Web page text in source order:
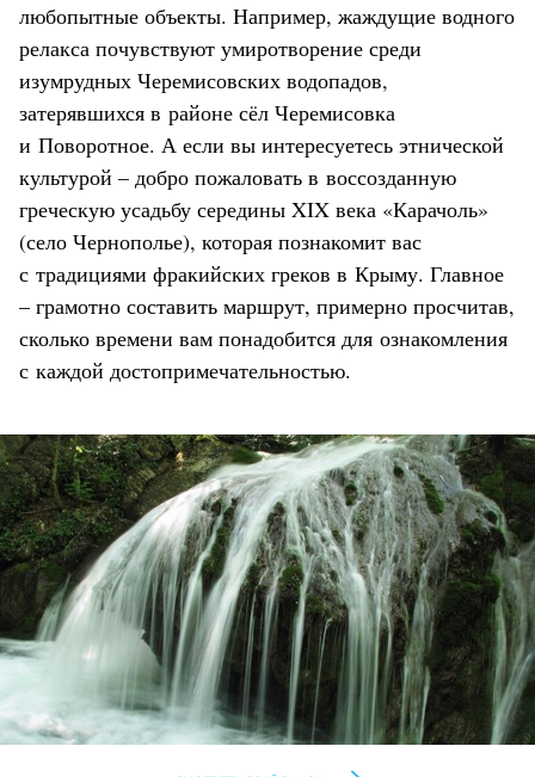
любопытные объекты. Например, жаждущие водного
релакса почувствуют умиротворение среди
изумрудных Черемисовских водопадов,
затерявшихся в районе сёл Черемисовка
и Поворотное. А если вы интересуетесь этнической
культурой – добро пожаловать в воссозданную
греческую усадьбу середины XIX века «Карачоль»
(село Чернополье), которая познакомит вас
с традициями фракийских греков в Крыму. Главное
– грамотно составить маршрут, примерно просчитав,
сколько времени вам понадобится для ознакомления
с каждой достопримечательностью.